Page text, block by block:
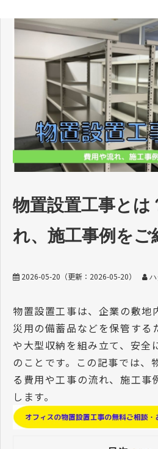
物置設置工事とは
れ、施工事例をご
2026-05-20 （更新： 2026-05-20）
物置設置工事は、企業の敷地
災用の備蓄品などを保管する
や大型収納を組み立て、安全
のことです。この記事では、
る費用や工事の流れ、施工事
します。